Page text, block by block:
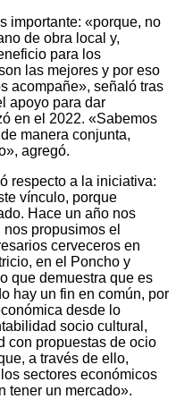
importante: «porque, no
de obra local y,
para los
las mejores y por eso
acompañe», señaló tras
apoyo para dar
en el 2022. «Sabemos
manera conjunta,
agregó.
respecto a la iniciativa:
vínculo, porque
Hace un año nos
propusimos el
cerveceros en
en el Poncho y
que demuestra que es
hay un fin en común, por
desde lo
socio cultural,
con propuestas de ocio
a través de ello,
sectores económicos
tener un mercado».